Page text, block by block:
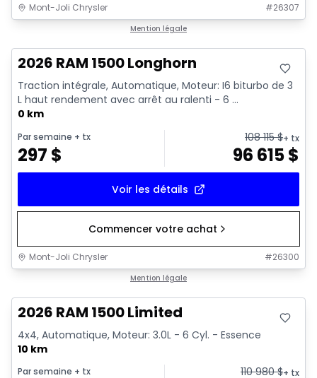
Mont-Joli Chrysler #26307
Mention légale
2026 RAM 1500 Longhorn
Traction intégrale, Automatique, Moteur: I6 biturbo de 3
L haut rendement avec arrêt au ralenti - 6 ...
0 km
Par semaine + tx
297 $
108 115$+ tx
96 615$
Voir les détails
Commencer votre achat
Mont-Joli Chrysler #26300
Mention légale
2026 RAM 1500 Limited
4x4, Automatique, Moteur: 3.0L - 6 Cyl. - Essence
10 km
Par semaine + tx 110 980$+ tx